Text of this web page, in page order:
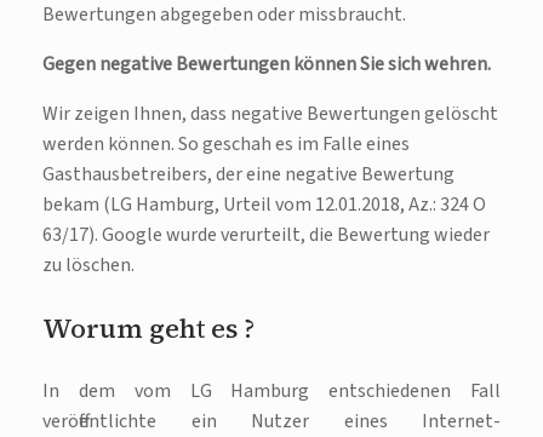
Bewertungen abgegeben oder missbraucht.
Gegen negative Bewertungen können Sie sich wehren.
Wir zeigen Ihnen, dass negative Bewertungen gelöscht
werden können. So geschah es im Falle eines
Gasthausbetreibers, der eine negative Bewertung
bekam (LG Hamburg, Urteil vom 12.01.2018, Az.: 324 O
63/17). Google wurde verurteilt, die Bewertung wieder
zu löschen.
Worum geht es ?
In dem vom LG Hamburg entschiedenen Fall
veröffentlichte ein Nutzer eines Internet-